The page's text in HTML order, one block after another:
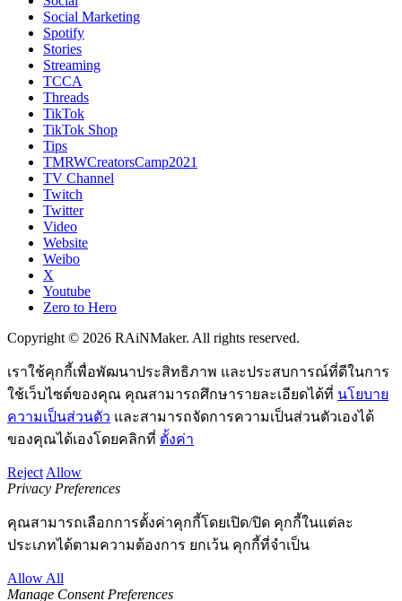
Social Marketing
Spotify
Stories
Streaming
TCCA
Threads
TikTok
TikTok Shop
Tips
TMRWCreatorsCamp2021
TV Channel
Twitch
Twitter
Video
Website
Weibo
X
Youtube
Zero to Hero
Copyright © 2026 RAiNMaker. All rights reserved.
เราใช้คุกกี้เพื่อพัฒนาประสิทธิภาพ และประสบการณ์ที่ดีในการ
ใช้เว็บไซต์ของคุณ คุณสามารถศึกษารายละเอียดได้ที่ นโยบาย
ความเป็นส่วนตัว และสามารถจัดการความเป็นส่วนตัวเองได้
ของคุณได้เองโดยคลิกที่ ตั้งค่า
Reject Allow
Privacy Preferences
คุณสามารถเลือกการตั้งค่าคุกกี้โดยเปิด/ปิด คุกกี้ในแต่ละ
ประเภทได้ตามความต้องการ ยกเว้น คุกกี้ที่จำเป็น
Allow All
Manage Consent Preferences